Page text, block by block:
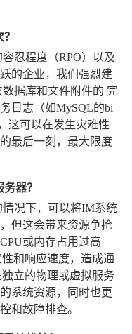
忍程度（RPO）以及
的企业，我们强烈建
据库和文件附件的 完
日志（如MySQL的bi
这可以在发生灾难性
最后一刻，最大限度
器？
况下，可以将IM系统
但这会带来资源争抢
或内存占用过高
和响应速度，造成通
立的物理或虚拟服务
系统资源，同时也更
和故障排查。